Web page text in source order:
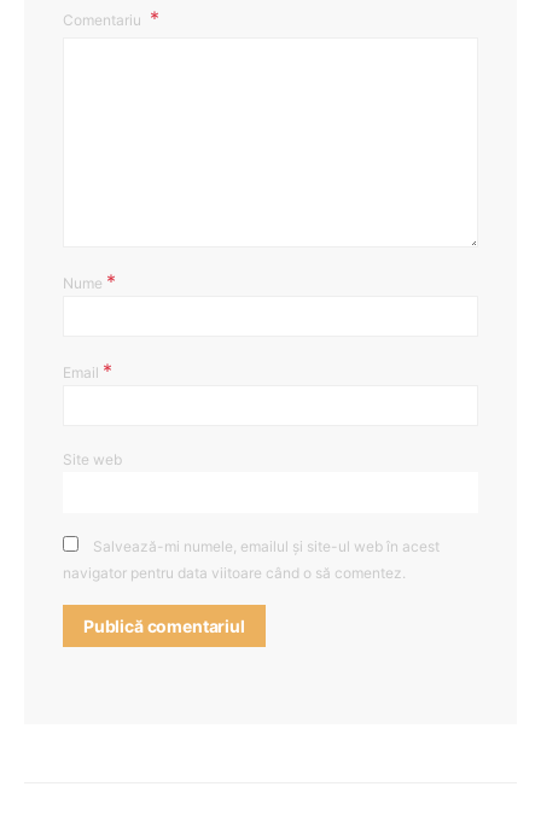
Comentariu
Nume *
Email *
Site web
Salvează-mi numele, emailul și site-ul web în acest
navigator pentru data viitoare când o să comentez.